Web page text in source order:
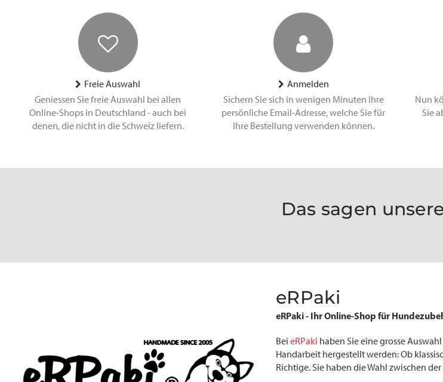
Freie Auswahl
Geniessen Sie freie Auswahl bei allen
Online-Shops in Deutschland - auch bei
denen, die nicht in die Schweiz liefern.
Anmelden
Sichern Sie sich in wenigen Minuten Ihre
persönliche Email-Adresse, welche Sie für
Ihre Bestellung verwenden können.
Nun
Sie
Das sagen
eRPaki
eRPaki - Ihr Online-Shop für
Bei eRPaki haben Sie eine grosse
Handarbeit hergestellt werden: Ob
Richtige. Sie haben die Wahl zwischen